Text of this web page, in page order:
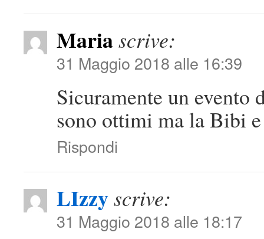
Mariascrive:
31 Maggio 2018 alle 16:39
Sicuramente un evento
sono ottimi ma la Bibi
Rispondi
LIzzyscrive:
31 Maggio 2018 alle 18:17